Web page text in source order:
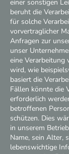
einer sonstigen
beruht die
für solche
vorvertraglicher
Anfragen zur
unser
eine Verarbeitung
wird, wie
basiert die
Fällen könnte die
erforderlich
betroffenen
schützen. Dies
in unserem
Name, sein Alter,
lebenswichtige